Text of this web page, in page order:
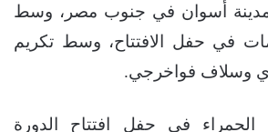
مدينة أسوان في جنوب مصر، وسط
في حفل الافتتاح، وسط تكريم
وسلاف فواخرجي.
في حفل افتتاح الدورة